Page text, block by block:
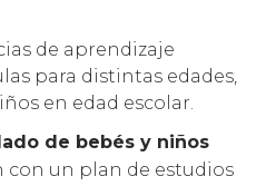
de aprendizaje
para distintas edades,
en edad escolar.
de bebés y niños
con un plan de estudios